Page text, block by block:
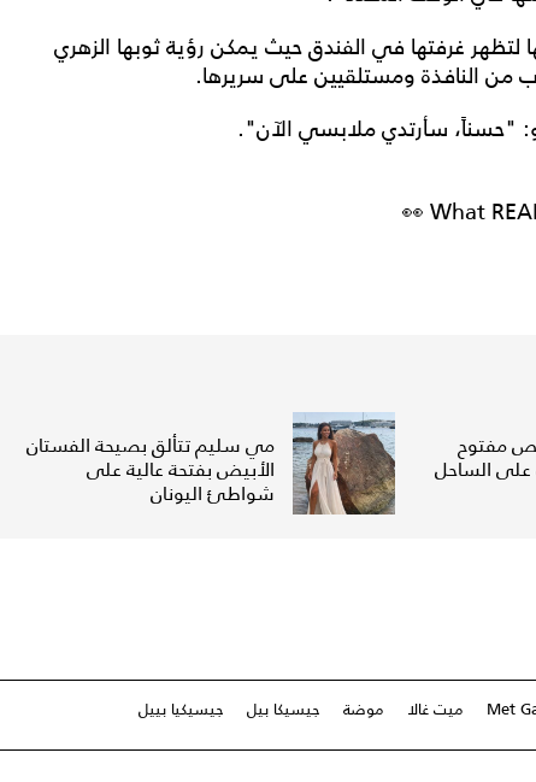
لتظهر غرفتها في الفندق حيث يمكن رؤية ثوبها الزهري
من النافذة ومستلقيين على سريرها.
"حسناً، سأرتدي ملابسي الآن".
What
مفتوح
الساحل
مي سليم تتألق بصيحة الفستان
الأبيض بفتحة عالية على
شواطئ اليونان
Met ميت غالا موضة جيسيكا بيل جيسيكيا بييل